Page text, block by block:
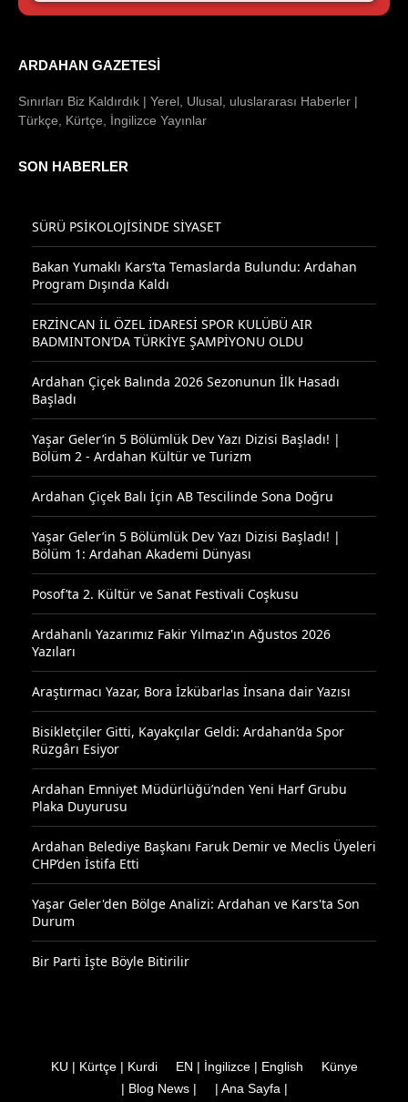
ARDAHAN GAZETESI
Sınırları Biz Kaldırdık | Yerel, Ulusal, uluslararası Haberler |
Türkçe, Kürtçe, İngilizce Yayınlar
SON HABERLER
SÜRÜ PSİKOLOJİSİNDE SİYASET
Bakan Yumaklı Kars’ta Temaslarda Bulundu: Ardahan
Program Dışında Kaldı
ERZİNCAN İL ÖZEL İDARESİ SPOR KULÜBÜ AIR
BADMINTON’DA TÜRKİYE ŞAMPİYONU OLDU
Ardahan Çiçek Balında 2026 Sezonunun İlk Hasadı
Başladı
Yaşar Geler’in 5 Bölümlük Dev Yazı Dizisi Başladı! |
Bölüm 2 - Ardahan Kültür ve Turizm
Ardahan Çiçek Balı İçin AB Tescilinde Sona Doğru
Yaşar Geler’in 5 Bölümlük Dev Yazı Dizisi Başladı! |
Bölüm 1: Ardahan Akademi Dünyası
Posof’ta 2. Kültür ve Sanat Festivali Coşkusu
Ardahanlı Yazarımız Fakir Yılmaz'ın Ağustos 2026
Yazıları
Araştırmacı Yazar, Bora İzkübarlas İnsana dair Yazısı
Bisikletçiler Gitti, Kayakçılar Geldi: Ardahan’da Spor
Rüzgârı Esiyor
Ardahan Emniyet Müdürlüğü’nden Yeni Harf Grubu
Plaka Duyurusu
Ardahan Belediye Başkanı Faruk Demir ve Meclis Üyeleri
CHP’den İstifa Etti
Yaşar Geler'den Bölge Analizi: Ardahan ve Kars'ta Son
Durum
Bir Parti İşte Böyle Bitirilir
KU | Kürtçe | Kurdi EN | İngilizce | English
Künye
| Blog News |
| Ana Sayfa |